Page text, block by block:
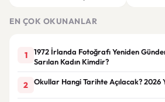
EN ÇOK OKUNANLAR
1
1972 İrlanda Fotoğrafı Yeniden
Sarılan Kadın Kimdir?
2 Okullar Hangi Tarihte Açılacak? 2026